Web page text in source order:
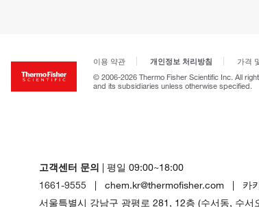
이용 약관 개인정보 처리방침
가격
© 2006-2026 Thermo Fisher Scientific Inc. All
and its subsidiaries unless otherwise specified.
고객센터 문의 | 평일 09:00~18:00
1661-9555 | chem.kr@thermofisher.com | 카
서울특별시 강남구 광평로 281, 12층 (수서동, 수서